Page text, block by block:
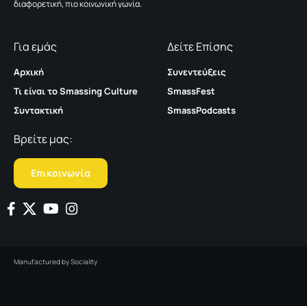
διαφορετική, πιο κοινωνική γωνία.
Για εμάς
Αρχική
Τι είναι το Smassing Culture
Συντακτική
Δείτε Επίσης
Συνεντεύξεις
SmassFest
SmassPodcasts
Βρείτε μας:
Επικοινωνία
Manufactured bySociality